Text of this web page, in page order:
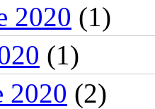
2020 (1)
(1)
2020 (2)